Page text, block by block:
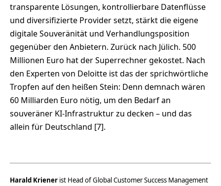
transparente Lösungen, kontrollierbare Datenflüsse
und diversifizierte Provider setzt, stärkt die eigene
digitale Souveränität und Verhandlungsposition
gegenüber den Anbietern. Zurück nach Jülich. 500
Millionen Euro hat der Superrechner gekostet. Nach
den Experten von Deloitte ist das der sprichwörtliche
Tropfen auf den heißen Stein: Denn demnach wären
60 Milliarden Euro nötig, um den Bedarf an
souveräner KI-Infrastruktur zu decken – und das
allein für Deutschland [7].
Harald Kriener ist Head of Global Customer Success Management